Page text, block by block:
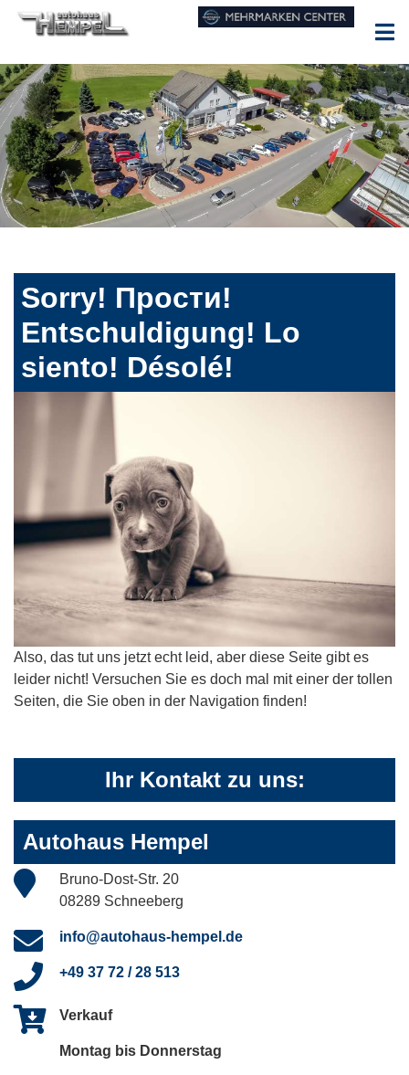
Sorry! Прости!
Entschuldigung! Lo
siento! Désolé!
Also, das tut uns jetzt echt leid, aber diese Seite gibt es
leider nicht! Versuchen Sie es doch mal mit einer der tollen
Seiten, die Sie oben in der Navigation finden!
Ihr Kontakt zu uns:
Autohaus Hempel
Bruno-Dost-Str. 20
08289 Schneeberg
info@autohaus-hempel.de
+49 37 72 / 28 513
Verkauf
Montag bis Donnerstag